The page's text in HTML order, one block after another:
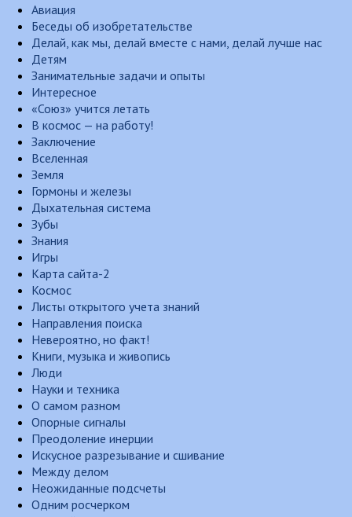
Авиация
Беседы об изобретательстве
Делай, как мы, делай вместе с нами, делай лучше нас
Детям
Занимательные задачи и опыты
Интересное
«Союз» учится летать
В космос — на работу!
Заключение
Вселенная
Земля
Гормоны и железы
Дыхательная система
Зубы
Знания
Игры
Карта сайта-2
Космос
Листы открытого учета знаний
Направления поиска
Невероятно, но факт!
Книги, музыка и живопись
Люди
Науки и техника
О самом разном
Опорные сигналы
Преодоление инерции
Искусное разрезывание и сшивание
Между делом
Неожиданные подсчеты
Одним росчерком